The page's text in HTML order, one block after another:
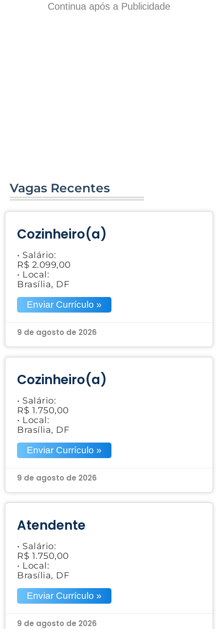
Continua após a Publicidade
Vagas Recentes
Cozinheiro(a)
• Salário:
R$ 2.099,00
• Local:
Brasília, DF
Enviar Currículo »
9 de agosto de 2026
Cozinheiro(a)
• Salário:
R$ 1.750,00
• Local:
Brasília, DF
Enviar Currículo »
9 de agosto de 2026
Atendente
• Salário:
R$ 1.750,00
• Local:
Brasília, DF
Enviar Currículo »
9 de agosto de 2026